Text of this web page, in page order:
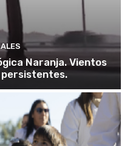
Naranja. Vientos